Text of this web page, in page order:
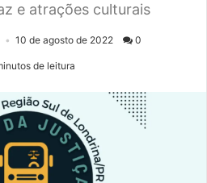
e atrações culturais
10 de agosto de 2022 0
de leitura